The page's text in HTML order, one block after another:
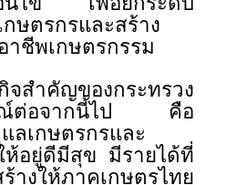
ษตรกรและสร้าง
าชีพเกษตรกรรม
ำคัญของกระทรวง
รณ์ต่อจากนี้ไป คือ
ลเกษตรกรและ
ห้อยู่ดีมีสุข มีรายได้ที่
างให้ภาคเกษตรไทย